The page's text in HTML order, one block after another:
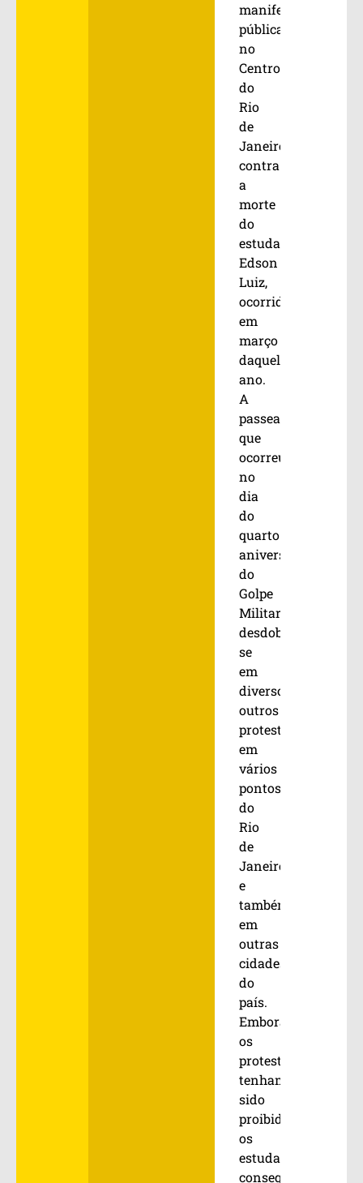
manifestação
pública
no
Centro
do
Rio
de
Janeiro
contra
a
morte
do
estudante
Edson
Luiz,
ocorrida
em
março
daquele
ano.
A
passeata,
que
ocorreu
no
dia
do
quarto
aniversário
do
Golpe
Militar,
desdobrou-
se
em
diversos
outros
protestos
em
vários
pontos
do
Rio
de
Janeiro
e
também
em
outras
cidades
do
país.
Embora
os
protestos
tenham
sido
proibidos,
os
estudantes
conseguiram